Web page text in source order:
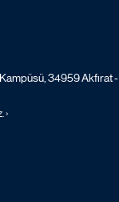
34959 Akfırat -
›